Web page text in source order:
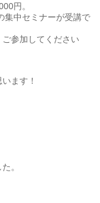
円。
集中セミナーが受講で
参加してください
ます！
。